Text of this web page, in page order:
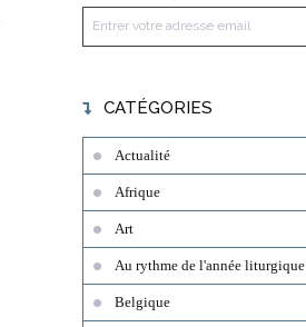
CATÉGORIES
Actualité
Afrique
Art
Au rythme de l'année liturgique
Belgique